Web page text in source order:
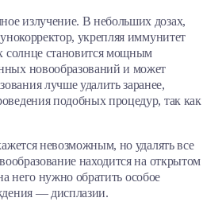
излучение. В небольших дозах,
укрепляя иммунитет
солнце становится мощным
новообразований и может
лучше удалить заранее,
подобных процедур, так как
невозможным, но удалять все
находится на открытом
него нужно обратить особое
— дисплазии.